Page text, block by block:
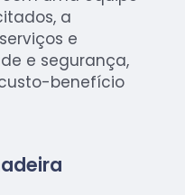
a
e
e segurança,
benefício